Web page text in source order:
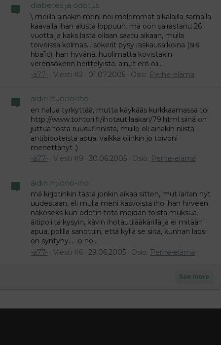
diabetes ja odotus
\ meillä ainakin meni noi molemmat aikalailla samalla
kaavalla ihan alusta loppuun. mä oon sairastanu 26
vuotta ja kaks lasta ollaan saatu aikaan, mulla
toiveissa kolmas... sokerit pysy raskausaikoina (siis
hba1c) ihan hyvänä, huolimatta kovistakin
verensokerin heittelyistä. ainut ero oli...
-ä77-
Viesti #2 01.07.2005 Osio: Perhe-elämä
äidin huono-iho
en halua tyrkyttää, mutta käykääs kurkkaamassa toi
http://www.tohtori.fi/ihotautilaakari/79.html siinä on
juttua tosta ruusufinnistä, mulle oli ainakin niistä
antibiooteista apua, vaikka olinkin jo toivoni
menettänyt ;)
-ä77-
Viesti #9 30.06.2005 Osio: Perhe-elämä
äidin huono-iho
mä kirjotinkin tästä jonkin aikaa sitten, mut laitan nyt
uudestaan, eli mulla meni kasvoista iho ihan hirveen
näköseks kun odotin tota meidän toista muksua.
äitipolilta kysyin, kävin ihotautilääkärillä ja ei mitään
apua, polilla sanottiin, että kyllä se siitä, kunhan lapsi
on syntyny.... :o no...
-ä77-
Viesti #6 29.06.2005 Osio: Perhe-elämä
See more